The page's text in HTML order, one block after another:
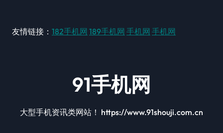
友情链接： 182手机网 189手机网 手机网 手机网
91手机网
大型手机资讯类网站！ https://www.91shouji.com.cn